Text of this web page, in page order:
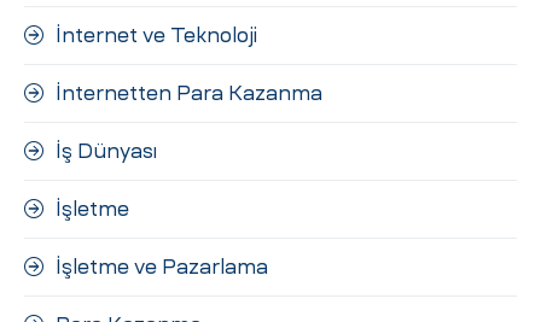
İnternet ve Teknoloji
İnternetten Para Kazanma
İş Dünyası
İşletme
İşletme ve Pazarlama